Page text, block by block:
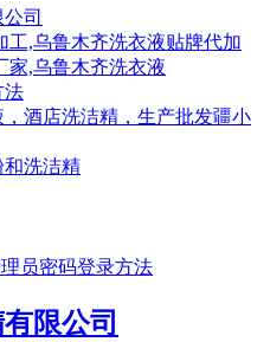
司
工,乌鲁木齐洗衣液贴牌代加
家,乌鲁木齐洗衣液
法
酒店洗洁精，生产批发疆小
和洗洁精
员密码登录方法
限公司